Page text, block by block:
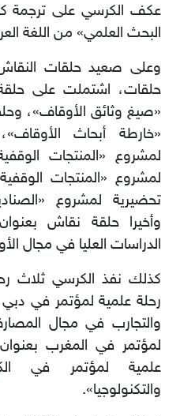
ﻋﻜﻒ اﻟﻜﺮﺳﻲ ﻋﻠﻰ ﺗﺮﺟﻤﺔ
اﻟﺒﺤﺚ اﻟﻌﻠﻤﻲ» ﻣﻦ اﻟﻠﻐﺔ
وﻋﻠﻰ ﺻﻌﯿﺪ ﺣﻠﻘﺎت
ﺣﻠﻘﺎت، اﺷﺘﻤﻠﺖ ﻋﻠﻰ
«ﺻﯿﻎ وﺛﺎﺋﻖ اﻷوﻗﺎف»،
«ﺧﺎرطﺔ أﺑﺤﺎث
ﻟﻤﺸﺮوع «اﻟﻤﻨﺘﺠﺎت
ﻟﻤﺸﺮوع «اﻟﻤﻨﺘﺠﺎت
ﺗﺤﻀﯿﺮﯾﺔ ﻟﻤﺸﺮوع
وأﺧﯿﺮا ﺣﻠﻘﺔ ﻧﻘﺎش
اﻟﺪراﺳﺎت اﻟﻌﻠﯿﺎ ﻓﻲ ﻣﺠﺎل
ﻛﺬﻟﻚ ﻧﻔﺬ اﻟﻜﺮﺳﻲ ﺛﻼث
رﺣﻠﺔ ﻋﻠﻤﯿﺔ ﻟﻤﺆﺗﻤﺮ ﻓﻲ
واﻟﺘﺠﺎرب ﻓﻲ ﻣﺠﺎل
ﻟﻤﺆﺗﻤﺮ ﻓﻲ اﻟﻤﻐﺮب
ﻋﻠﻤﯿﺔ ﻟﻤﺆﺗﻤﺮ ﻓﻲ
واﻟﺘﻜﻨﻮﻟﻮﺟﯿﺎ».